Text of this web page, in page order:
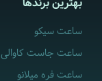
ساعت سیکو
ساعت جاست کاوالی
ساعت فره میلانو